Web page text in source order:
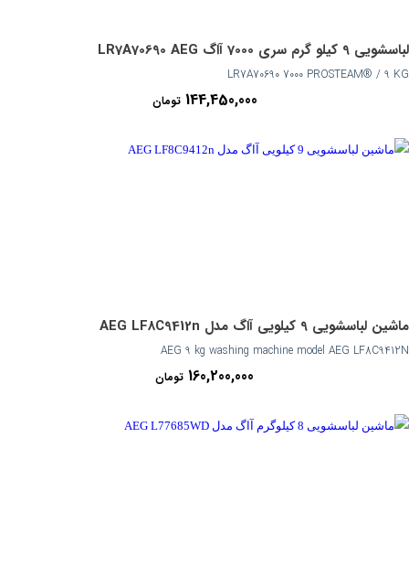
لباسشویی 9 کیلو گرم سری 7000 آاگ LR7A70690 AEG
LR7A70690 7000 PROSTEAM® / 9 KG
144,450,000 تومان
ماشین لباسشویی 9 کیلویی آاگ مدل AEG LF8C9412n
AEG 9 kg washing machine model AEG LF8C9412N
160,200,000 تومان